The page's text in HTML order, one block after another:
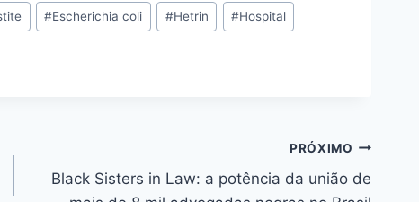
#Escherichia coli #Hetrin #Hospital
PRÓXIMO
Black Sisters in Law: a potência da união de